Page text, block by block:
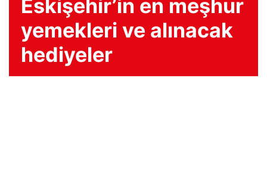
Eskişehir’in en meşhur
yemekleri ve alınacak
hediyeler